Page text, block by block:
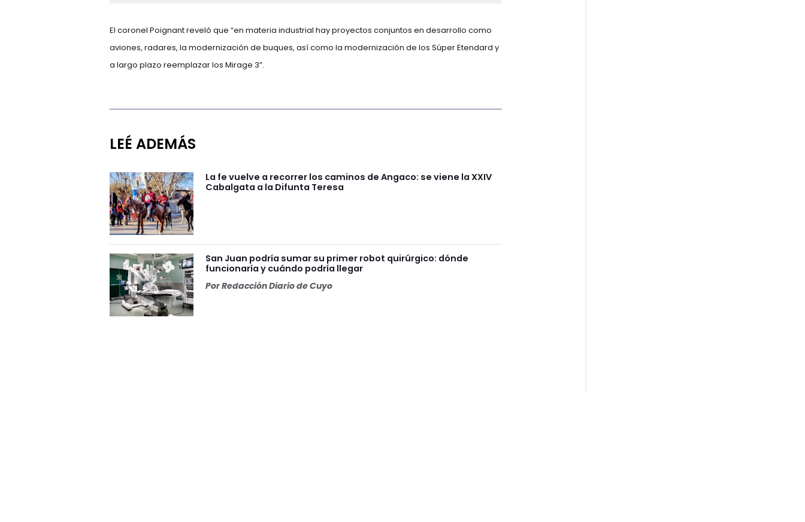
El coronel Poignant reveló que “en materia industrial hay proyectos conjuntos en desarrollo como
aviones, radares, la modernización de buques, así como la modernización de los Súper Etendard y
a largo plazo reemplazar los Mirage 3”.
LEÉ ADEMÁS
La fe vuelve a recorrer los caminos de Angaco: se viene la XXIV
Cabalgata a la Difunta Teresa
San Juan podría sumar su primer robot quirúrgico: dónde
funcionaría y cuándo podría llegar
PorRedacción Diario de Cuyo